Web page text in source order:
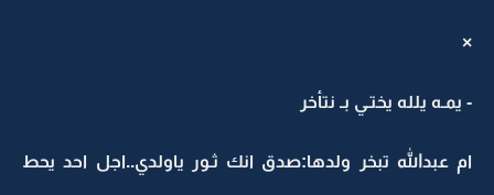
×
- يمـه يلله يختـي بـ نتأخر
ام عبدالله تبخر ولدها:صدق انك ثـور ياولدي..اجل احد يحط